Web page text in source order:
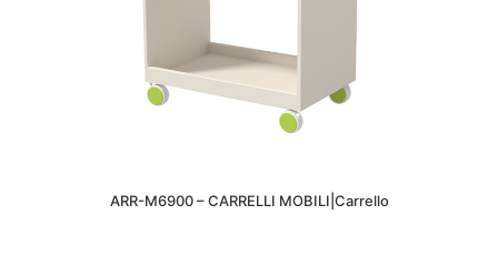
ARR-M6900 – CARRELLI MOBILI|Carrello